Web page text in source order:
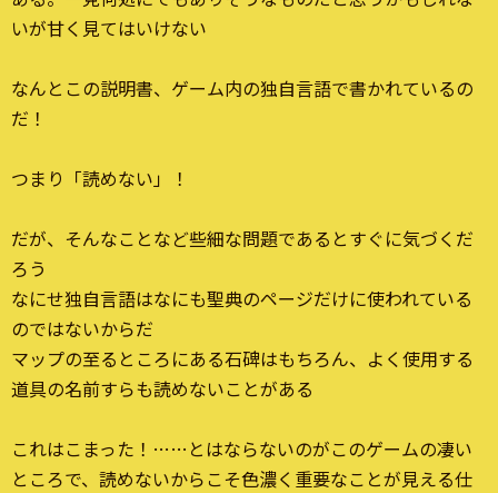
いが甘く見てはいけない
なんとこの説明書、ゲーム内の独自言語で書かれているの
だ！
つまり「読めない」！
だが、そんなことなど些細な問題であるとすぐに気づくだ
ろう
なにせ独自言語はなにも聖典のページだけに使われている
のではないからだ
マップの至るところにある石碑はもちろん、よく使用する
道具の名前すらも読めないことがある
これはこまった！……とはならないのがこのゲームの凄い
ところで、読めないからこそ色濃く重要なことが見える仕